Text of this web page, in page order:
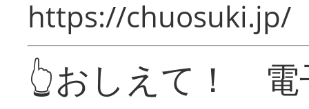
https://chuosuki.jp/
👆おしえて！ 電